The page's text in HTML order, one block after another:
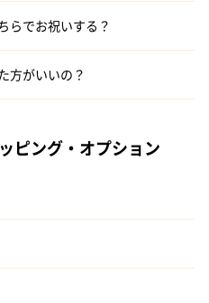
らでお祝いする？
方がいいの？
ピング・オプション